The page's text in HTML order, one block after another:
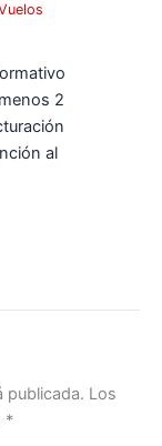
2
al
publicada. Los
*